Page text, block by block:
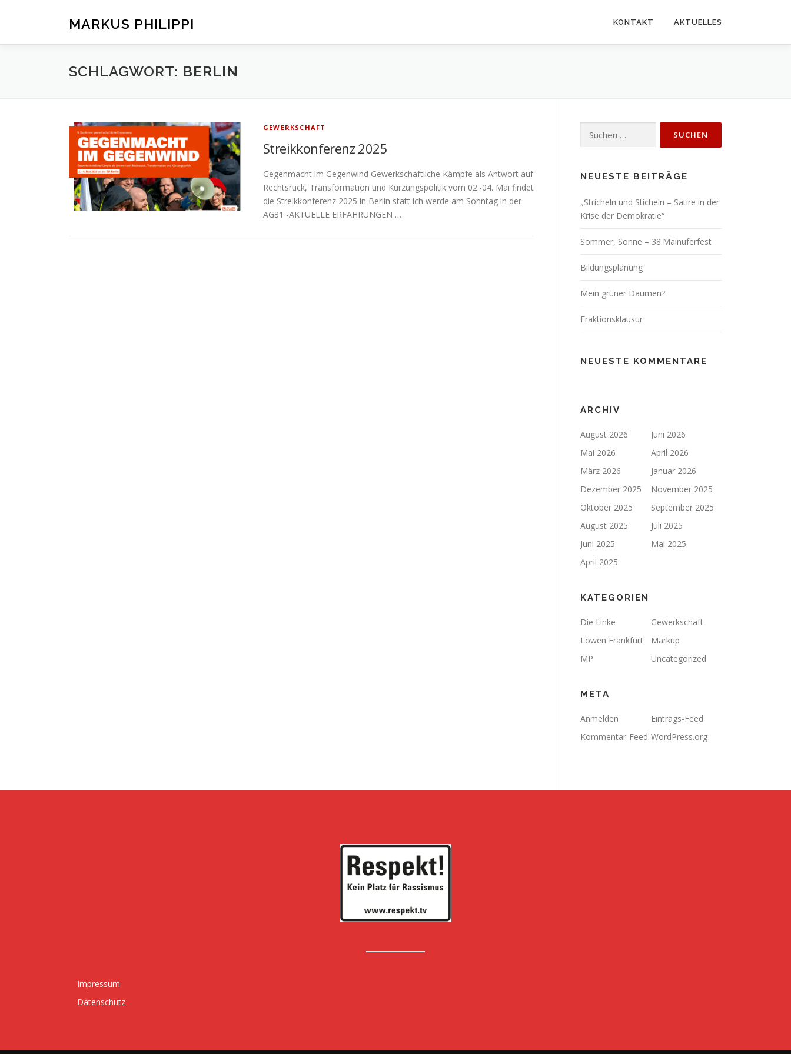
MARKUS PHILIPPI KONTAKT AKTUELLES
SCHLAGWORT: BERLIN
GEWERKSCHAFT
Streikkonferenz 2025
Gegenmacht im Gegenwind Gewerkschaftliche Kämpfe als Antwort auf
Rechtsruck, Transformation und Kürzungspolitik vom 02.-04. Mai findet
die Streikkonferenz 2025 in Berlin statt.Ich werde am Sonntag in der
AG31 -AKTUELLE ERFAHRUNGEN …
nach:
NEUESTE BEITRÄGE
„Stricheln und Sticheln – Satire in der
Krise der Demokratie“
Sommer, Sonne – 38.Mainuferfest
Bildungsplanung
Mein grüner Daumen?
Fraktionsklausur
NEUESTE KOMMENTARE
ARCHIV
August 2026
Juni 2026
Mai 2026
April 2026
März 2026
Januar 2026
Dezember 2025
November 2025
Oktober 2025
September 2025
August 2025
Juli 2025
Juni 2025
Mai 2025
April 2025
KATEGORIEN
Die Linke
Gewerkschaft
Löwen Frankfurt
Markup
MP
Uncategorized
META
Anmelden
Eintrags-Feed
Kommentar-Feed WordPress.org
Impressum
Datenschutz